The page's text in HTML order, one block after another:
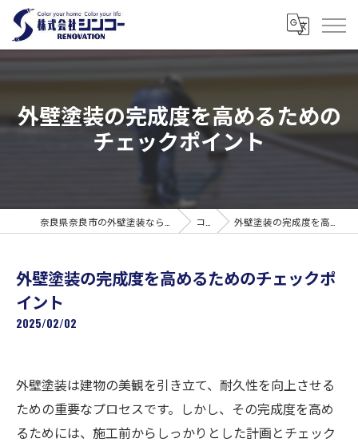
外壁塗装の完成度を高めるための
チェックポイント
コラム 外壁塗装の完成度を高めるためのチェックポイント
外壁塗装の完成度を高めるためのチェックポ
イント
2025/02/02
外壁塗装は建物の美観を引き立て、耐久性を向上させる
ための重要なプロセスです。しかし、その完成度を高め
るためには、施工前からしっかりとした計画とチェック